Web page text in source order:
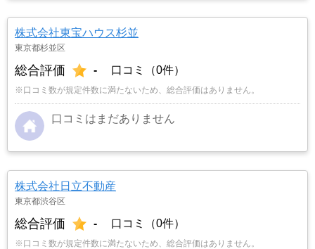
株式会社東宝ハウス杉並
東京都杉並区
総合評価 - 口コミ（0件）
※口コミ数が規定件数に満たないため、総合評価はありません。
口コミはまだありません
株式会社日立不動産
東京都渋谷区
総合評価 - 口コミ（0件）
※口コミ数が規定件数に満たないため、総合評価はありません。